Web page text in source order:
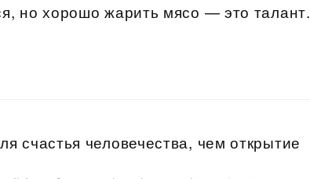
но хорошо жарить мясо — это талант.
счастья человечества, чем открытие